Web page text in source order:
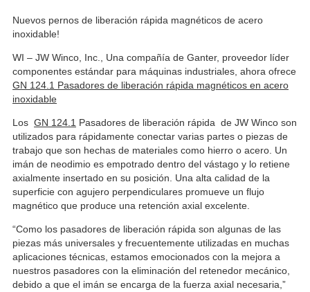
Nuevos pernos de liberación rápida magnéticos de acero
inoxidable!
WI – JW Winco, Inc., Una compañía de Ganter, proveedor líder
componentes estándar para máquinas industriales, ahora ofrece
GN 124.1 Pasadores de liberación rápida magnéticos en acero
inoxidable
Los GN 124.1 Pasadores de liberación rápida de JW Winco son
utilizados para rápidamente conectar varias partes o piezas de
trabajo que son hechas de materiales como hierro o acero. Un
imán de neodimio es empotrado dentro del vástago y lo retiene
axialmente insertado en su posición. Una alta calidad de la
superficie con agujero perpendiculares promueve un flujo
magnético que produce una retención axial excelente.
“Como los pasadores de liberación rápida son algunas de las
piezas más universales y frecuentemente utilizadas en muchas
aplicaciones técnicas, estamos emocionados con la mejora a
nuestros pasadores con la eliminación del retenedor mecánico,
debido a que el imán se encarga de la fuerza axial necesaria,”